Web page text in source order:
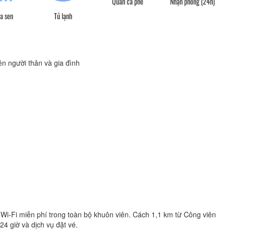
sen
Tủ lạnh
người thân và gia đình
Fi miễn phí trong toàn bộ khuôn viên. Cách 1,1 km từ Công viên
giờ và dịch vụ đặt vé.